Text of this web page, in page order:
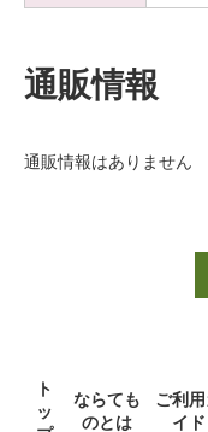
通販情報
通販情報はありません
ト
ッ
ならても
のとは
ご利
イド